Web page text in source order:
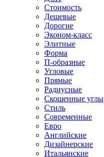
Стоимость
Дешевые
Дорогие
Эконом-класс
Элитные
Форма
П-образные
Угловые
Прямые
Радиусные
Скошенные углы
Стиль
Современные
Евро
Английские
Дизайнерские
Итальянские